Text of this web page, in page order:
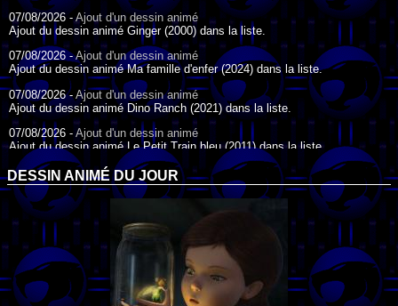
07/08/2026 -Ajout d'un dessin animé
Ajout du dessin animé Ginger (2000) dans la liste.
07/08/2026 -Ajout d'un dessin animé
Ajout du dessin animé Ma famille d'enfer (2024) dans la liste.
07/08/2026 - Ajout d'un dessin animé
Ajout du dessin animé Dino Ranch (2021) dans la liste.
07/08/2026 - Ajout d'un dessin animé
Ajout du dessin animé Le Petit Train bleu (2011) dans la liste.
07/08/2026 - Ajout d'un dessin animé
Ajout du dessin animé Agent Spécial Oso (2009) dans la liste.
17/07/2026 -Ajout d'un dessin animé
Ajout du dessin animé Peter Pan (1988) dans la liste.
17/07/2026 -
Ajout d'un dessin animé
Ajout du dessin animé Le Bossu de Notre-Dame (1996) dans la liste.
DESSIN ANIMÉ DU JOUR